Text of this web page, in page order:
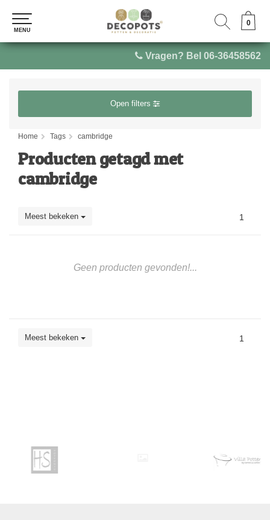
Vragen? Bel 06-36458562
0
MENU
0
MENU
Open filters
Home Tags cambridge
Producten getagd met
cambridge
Meest bekeken 1
Geen producten gevonden!...
Meest bekeken 1